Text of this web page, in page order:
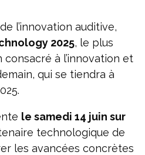
l’innovation auditive,
2025, le plus
à l’innovation et
qui se tiendra à
le samedi 14 juin sur
technologique de
les avancées concrètes